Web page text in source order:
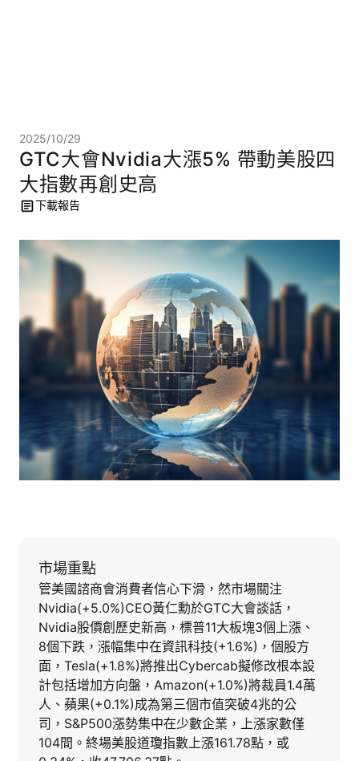
2025/10/29
GTC大會Nvidia大漲5% 帶動美股四
大指數再創史高
下載報告
市場重點
管美國諮商會消費者信心下滑，然市場關注
Nvidia(+5.0%)CEO黃仁勳於GTC大會談話，
Nvidia股價創歷史新高，標普11大板塊3個上漲、
8個下跌，漲幅集中在資訊科技(+1.6%)，個股方
面，Tesla(+1.8%)將推出Cybercab擬修改根本設
計包括增加方向盤，Amazon(+1.0%)將裁員1.4萬
人、蘋果(+0.1%)成為第三個市值突破4兆的公
司，S&P500漲勢集中在少數企業，上漲家數僅
104間。終場美股道瓊指數上漲161.78點，或